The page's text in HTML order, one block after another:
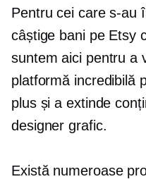
Pentru cei care s-au
câștige bani pe Etsy
suntem aici pentru a
platformă incredibilă
plus și a extinde
designer grafic.
Există numeroase